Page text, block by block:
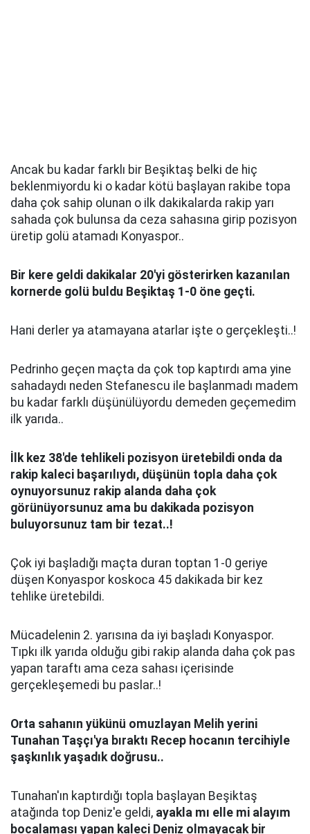
Ancak bu kadar farklı bir Beşiktaş belki de hiç
beklenmiyordu ki o kadar kötü başlayan rakibe topa
daha çok sahip olunan o ilk dakikalarda rakip yarı
sahada çok bulunsa da ceza sahasına girip pozisyon
üretip golü atamadı Konyaspor..
Bir kere geldi dakikalar 20'yi gösterirken kazanılan
kornerde gol ü buldu Beşiktaş 1-0 öne geçti.
Hani derler ya atamayana atarlar işte o gerçekleşti..!
Pedrinho geçen maçta da çok top kaptırdı ama yine
sahadaydı neden Stefanescu ile başlanmadı madem
bu kadar farklı düşünülüyordu demeden geçemedim
ilk yarıda..
İlk kez 38'de tehlikeli pozisyon üretebildi onda da
rakip kaleci başarılıydı, düşünün topla daha çok
oynuyorsunuz rakip alanda daha çok
görünüyorsunuz ama bu dakikada pozisyon
buluyorsunuz tam bir tezat..!
Çok iyi başladığı maçta duran toptan 1-0 geriye
düşen Konyaspor koskoca 45 dakikada bir kez
tehlike üretebildi.
Mücadelenin 2. yarısına da iyi başladı Konyaspor.
Tıpkı ilk yarıda olduğu gibi rakip alanda daha çok pas
yapan taraftı ama ceza sahası içerisinde
gerçekleşemedi bu paslar..!
Orta sahanın yü künü omuzlayan Melih yerini
Tunahan Taşçı'ya bıraktı Recep hocanın tercihiyle
şaşkınlık yaşadık doğrusu..
Tunahan'ın kaptırdığı topla başlayan Beşiktaş
atağında top Deniz'e geldi, ayakla mı elle mi alayım
bocalaması yapan kaleci Deniz olmayacak bir